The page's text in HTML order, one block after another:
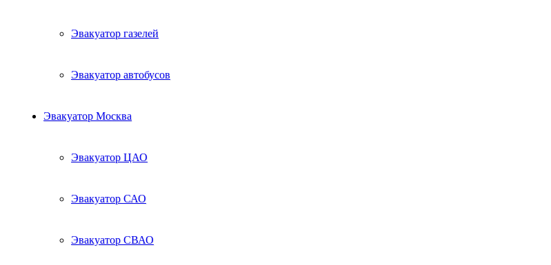
Эвакуатор газелей
Эвакуатор автобусов
Эвакуатор Москва
Эвакуатор ЦАО
Эвакуатор САО
Эвакуатор СВАО